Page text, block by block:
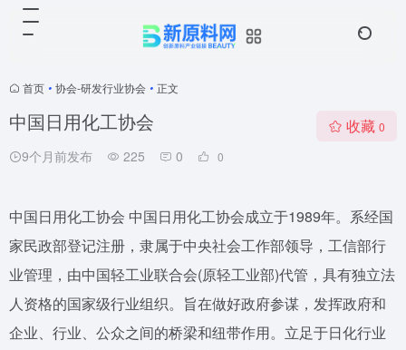
首页 • 协会-研发行业协会 • 正文
中国日用化工协会
9个月前发布 225 0 0
收藏 0
中国日用化工协会 中国日用化工协会成立于1989年。系经国
家民政部登记注册，隶属于中央社会工作部领导，工信部行
业管理，由中国轻工业联合会(原轻工业部)代管，具有独立法
人资格的国家级行业组织。旨在做好政府参谋，发挥政府和
企业、行业、公众之间的桥梁和纽带作用。立足于日化行业